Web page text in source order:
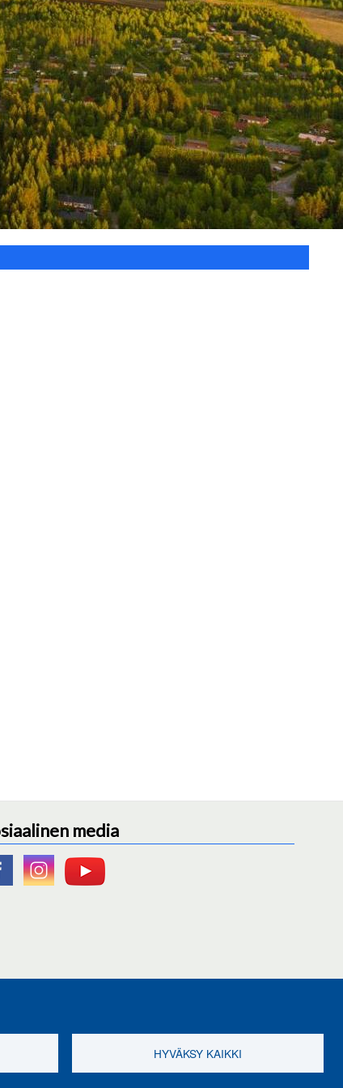
media
HYVÄKSY KAIKKI